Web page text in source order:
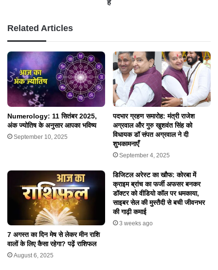
है
Related Articles
Numerology: 11 सितंबर 2025,
अंक ज्योतिष के अनुसार आपका भविष्य
September 10, 2025
पदभार ग्रहण समारोह: मंत्री राजेश
अग्रवाल और गुरु खुशवंत सिंह को
विधायक डॉ संपत अग्रवाल ने दी
शुभकामनाएँ
September 4, 2025
7 अगस्त का दिन मेष से लेकर मीन राशि
वालों के लिए कैसा रहेगा? पढ़ें राशिफल
August 6, 2025
डिजिटल अरेस्ट का खौफ: कोरबा में
क्राइम ब्रांच का फर्जी अफसर बनकर
डॉक्टर को वीडियो कॉल पर धमकाया,
साइबर सेल की मुस्तैदी से बची जीवनभर
की गाढ़ी कमाई
3 weeks ago